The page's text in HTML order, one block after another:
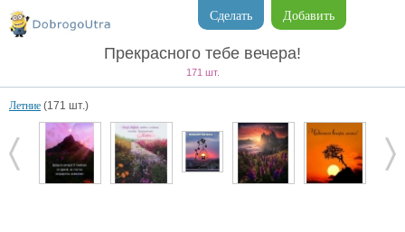
Добавить
Сделать
Прекрасного тебе вечера!
171 шт.
Летние (171 шт.)